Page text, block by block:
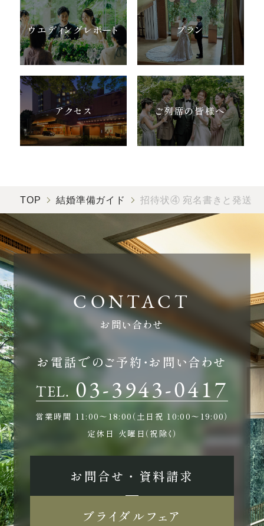
ウエディングレポート プラン
アクセス ご列席の皆様へ
TOP 結婚準備ガイド 招待状④ 宛名書きと発送
お問い合わせ
お電話でのご予約・お問い合わせ
TEL. 03-3943-0417
営業時間 11:00〜18:00（土日祝 10:00〜19:00）
定休日 火曜日（祝除く）
お問合せ ・ 資料請求
ブライダルフェア